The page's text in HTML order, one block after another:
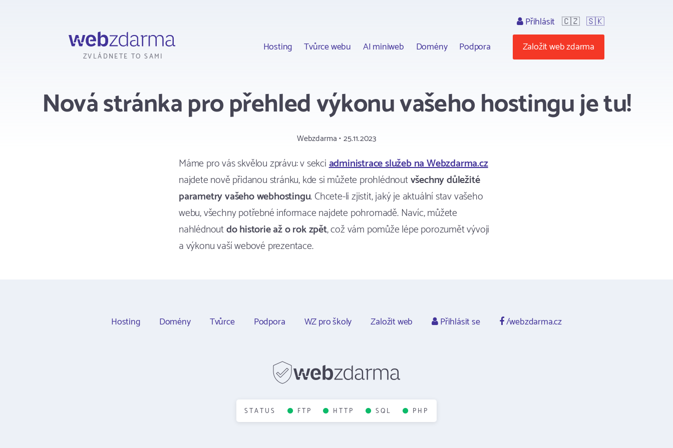
ZVLÁDNETE TO SAMI
Hosting Tvůrce webu AI miniweb Domény Podpora
Přihlásit 🇨🇿 🇸🇰
Založit web zdarma
Nová stránka pro přehled výkonu vašeho hostingu je tu!
Webzdarma • 25.11.2023
Máme pro vás skvělou zprávu: v sekciadministrace služeb na Webzdarma.cz
najdete nově přidanou stránku, kde si můžete prohlédnoutvšechny důležité
parametry vašeho webhostingu. Chcete-li zjistit, jaký je aktuální stav vašeho
webu, všechny potřebné informace najdete pohromadě. Navíc, můžete
nahlédnoutdo historie až o rok zpět, což vám pomůže lépe porozumět vývoji
a výkonu vaší webové prezentace.
Hosting Domény Tvůrce Podpora WZ pro školy Založit web Přihlásit se /webzdarma.cz
STATUS FTP HTTP SQL PHP